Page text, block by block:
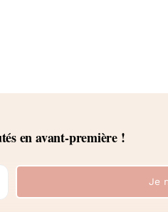
en avant-première !
Je